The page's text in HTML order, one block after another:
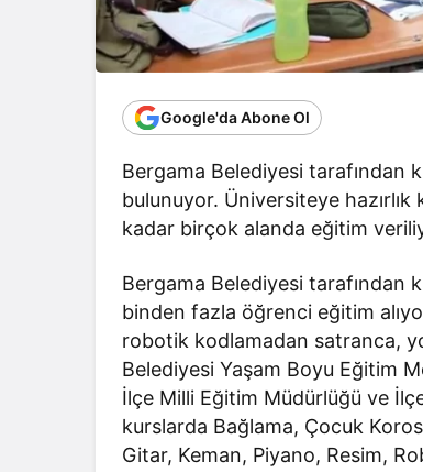
Google'da Abone Ol
Bergama Belediyesi tarafından
bulunuyor. Üniversiteye
kadar birçok alanda eğitim
Bergama Belediyesi tarafından
binden fazla öğrenci eğitim
robotik kodlamadan satranca,
Belediyesi Yaşam Boyu Eğitim
İlçe Milli Eğitim Müdürlüğü ve
kurslarda Bağlama, Çocuk
Gitar, Keman, Piyano, Resim,